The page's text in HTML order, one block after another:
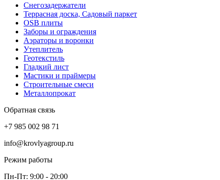
Снегозадержатели
Террасная доска, Садовый паркет
OSB плиты
Заборы и ограждения
Аэраторы и воронки
Утеплитель
Геотекстиль
Гладкий лист
Мастики и праймеры
Строительные смеси
Металлопрокат
Обратная связь
+7 985 002 98 71
info@krovlyagroup.ru
Режим работы
Пн-Пт: 9:00 - 20:00